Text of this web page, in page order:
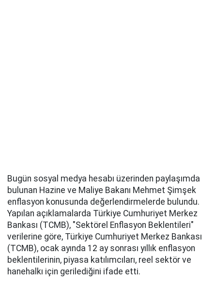
Bugün sosyal medya hesabı üzerinden paylaşımda
bulunan Hazine ve Maliye Bakanı Mehmet Şimşek
enflasyon konusunda değerlendirmelerde bulundu.
Yapılan açıklamalarda Türkiye Cumhuriyet Merkez
Bankası (TCMB), "Sektörel Enflasyon Beklentileri"
verilerine göre, Türkiye Cumhuriyet Merkez Bankası
(TCMB), ocak ayında 12 ay sonrası yıllık enflasyon
beklentilerinin, piyasa katılımcıları, reel sektör ve
hanehalkı için gerilediğini ifade etti.